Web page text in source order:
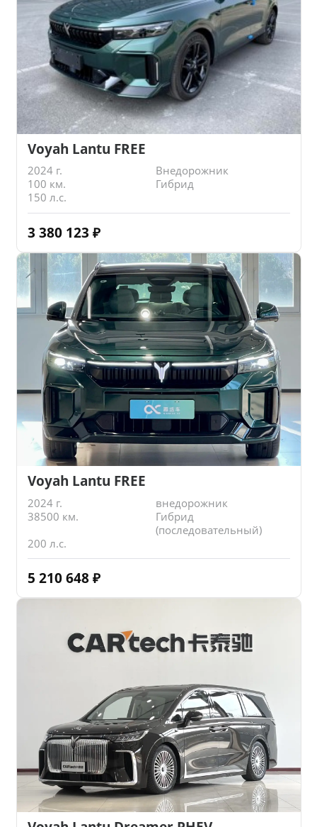
Voyah Lantu FREE
2024 г.
Внедорожник
100 км.
Гибрид
150 л.с.
3 380 123 ₽
Voyah Lantu FREE
2024 г.
внедорожник
38500 км.
Гибрид
(последовательный)
200 л.с.
5 210 648 ₽